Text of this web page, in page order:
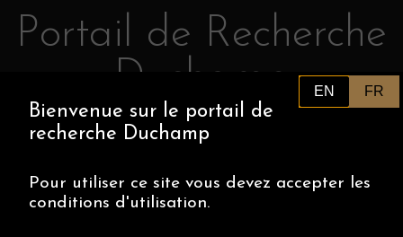
Retourner au contenu principal
Portail de Recherche
Duchamp
PHILADELPHIA MUSEUM OF
ART
EN FR
Bienvenue sur le portail de
recherche Duchamp
Pour utiliser ce site vous devez accepter les
conditions d'utilisation.